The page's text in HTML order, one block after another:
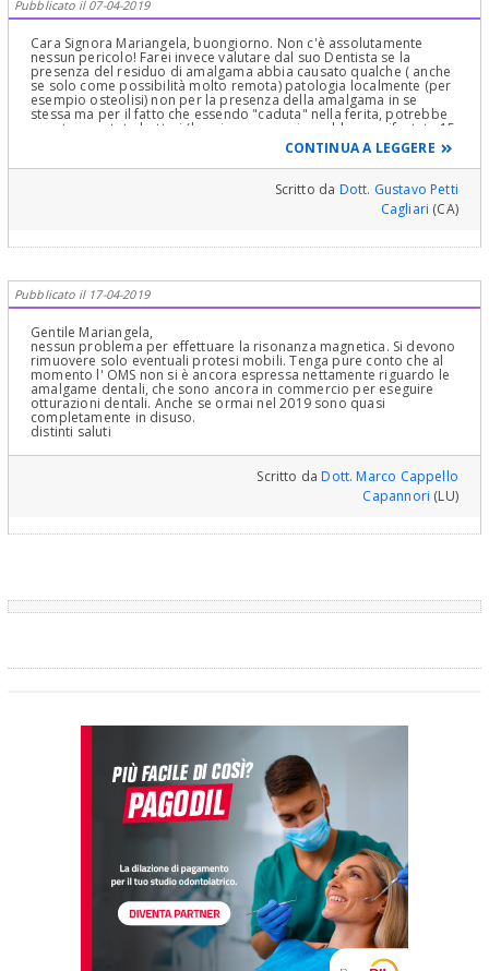
quello della RMN.
Insomma stia tranquilla, i metalli ed i materiali controindicati per la
risonanza magnetica sono ormai in disuso nell'odontoiatria
moderna, anche se è giusto cautelarsi. Un Dentista accorto oggi
fornisce sia le specifiche dei materiali usati in bocca che il
cosiddetto certificato di conformità europeo, per apparecchi,
mobili e fissi, sia protesici che ortodontici, come prescritto dalla
normativa vigente.
Cordiali saluti.
Pubblicato il 07-04-2019
Cara Signora Mariangela, buongiorno. Non c'è assolutamente
nessun pericolo! Farei invece valutare dal suo Dentista se la
presenza del residuo di amalgama abbia causato qualche ( anche
se solo come possibilità molto remota) patologia localmente (per
esempio osteolisi) non per la presenza della amalgama in se
stessa ma per il fatto che essendo "caduta" nella ferita, potrebbe
aver trasportato batteri (la cui presenza si sarebbe manifestata 15
anni fa ma anche subdolamente e cronicamente anche a distanza
di tanti anni)! Basta fare una Rx endorale mirata ed una visita
clinica e decidere se la si debba rimuovere o no chirurgicamente!
Questo per essere completo ed esaustivo nella risposta doverosa
alla sua domanda non priva di "ansia" da parte sua! :) Cari saluti
CONTINUA A LEGGERE
Scritto da Dott. Gustavo Petti
Cagliari (CA)
Pubblicato il 17-04-2019
Gentile Mariangela,
nessun problema per effettuare la risonanza magnetica. Si devono
rimuovere solo eventuali protesi mobili. Tenga pure conto che al
momento l' OMS non si è ancora espressa nettamente riguardo le
amalgame dentali, che sono ancora in commercio per eseguire
otturazioni dentali. Anche se ormai nel 2019 sono quasi
completamente in disuso.
distinti saluti
Scritto daDott. Marco Cappello
Capannori (LU)